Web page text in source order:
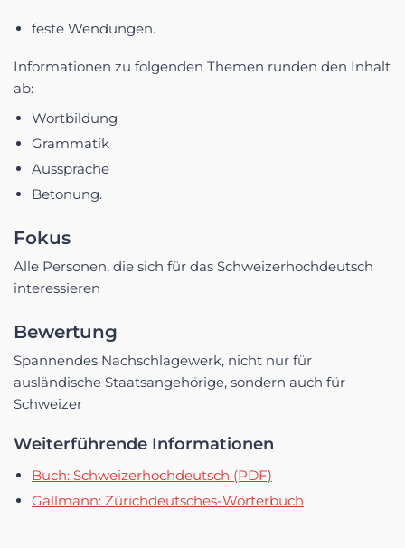
feste Wendungen.
Informationen zu folgenden Themen runden den Inhalt
ab:
Wortbildung
Grammatik
Aussprache
Betonung.
Fokus
Alle Personen, die sich für das Schweizerhochdeutsch
interessieren
Bewertung
Spannendes Nachschlagewerk, nicht nur für
ausländische Staatsangehörige, sondern auch für
Schweizer
Weiterführende Informationen
Buch: Schweizerhochdeutsch (PDF)
Gallmann: Zürichdeutsches-Wörterbuch